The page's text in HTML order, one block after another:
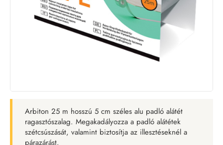
Arbiton 25 m hosszú 5 cm széles alu padló alátét
ragasztószalag. Megakadályozza a padló alátétek
szétcsúszását, valamint biztosítja az illesztéseknél a
párazárást.